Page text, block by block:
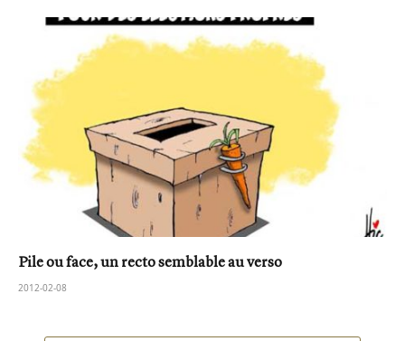
Pile ou face, un recto semblable au verso
2012-02-08